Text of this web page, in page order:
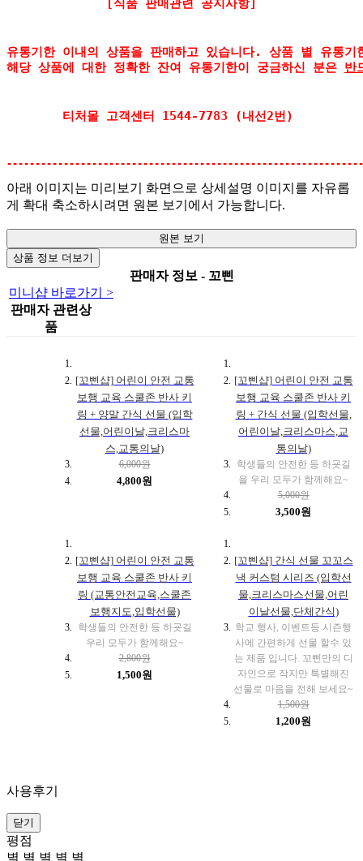
[식품 판매관련 공지사항]
유통기한 이내의 상품을 판매하고 있습니다. 상품 별 유통
해당 상품에 대한 정확한 잔여 유통기한이 궁금하신 분은 반
티처몰 고객센터 1544-7783 (내선2번)
아래 이미지는 미리보기 화면으로 상세설명 이미지를 자유롭
게 확대 축소하시려면 원본 보기에서 가능합니다.
원본 보기
상품 정보 더보기
판매자 정보 - 꼬삔
미니샵 바로가기 >
판매자 관련상
품
[꼬삔샵] 어린이 안전 교통
보행 교육 스쿨존 반사 키
링 + 양말 간식 선물 (입학
선물,어린이날,크리스마
스,교통의날)
6,000원
4,800원
[꼬삔샵] 어린이 안전 교통
보행 교육 스쿨존 반사 키
링 + 간식 선물 (입학선물,
어린이날,크리스마스,교
통의날)
학생들의 안전한 등 하굣길
을 우리 모두가 함께해요~
5,000원
3,500원
[꼬삔샵] 어린이 안전 교통
보행 교육 스쿨존 반사 키
링 (교통안전교육,스쿨존
보행지도,입학선물)
학생들의 안전한 등 하굣길
우리 모두가 함께해요~
2,800원
1,500원
[꼬삔샵] 간식 선물 꼬꼬스
낵 커스텀 시리즈 (입학선
물,크리스마스선물,어린
이날선물,단체간식)
학교 행사, 이벤트등 시즌행
사에 간편하게 선물 할수 있
는 제품 입니다. 꼬삔만의 디
자인으로 작지만 특별해진
선물로 마음을 전해 보세요~
1,500원
1,200원
사용후기
닫기
평점
별 별 별 별 별